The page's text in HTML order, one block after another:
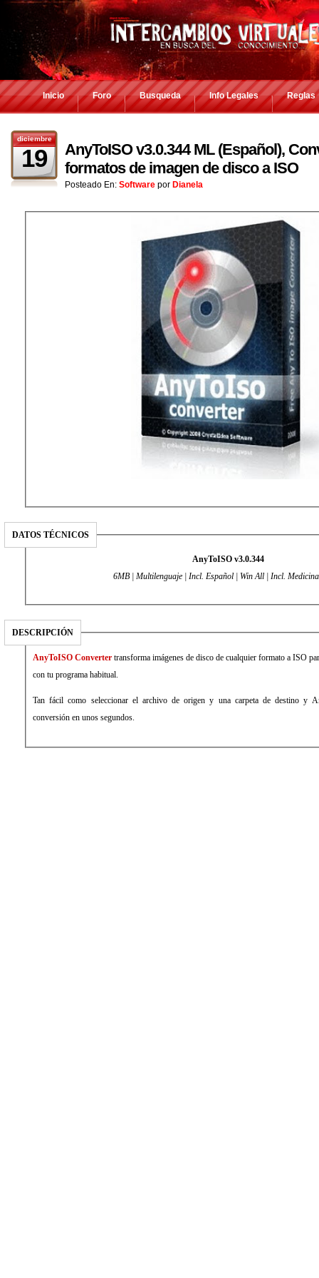
Inicio Foro Busqueda Info Legales Reglas
diciembre
19
AnyToISO v3.0.344 ML (Español),
formatos de imagen de disco a ISO
Posteado En: Software por Dianela
DATOS TÉCNICOS
AnyToISO v3.0.344
6MB | Multilenguaje | Incl. Español | Win All | Incl.
DESCRIPCIÓN
AnyToISO Converter transforma imágenes de disco de cualquier formato a ISO
con tu programa habitual.
Tan fácil como seleccionar el archivo de origen y una carpeta de destino y
conversión en unos segundos.